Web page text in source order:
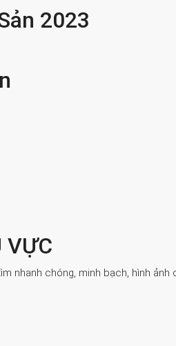
2023
VỰC
nhanh chóng, minh bạch, hình